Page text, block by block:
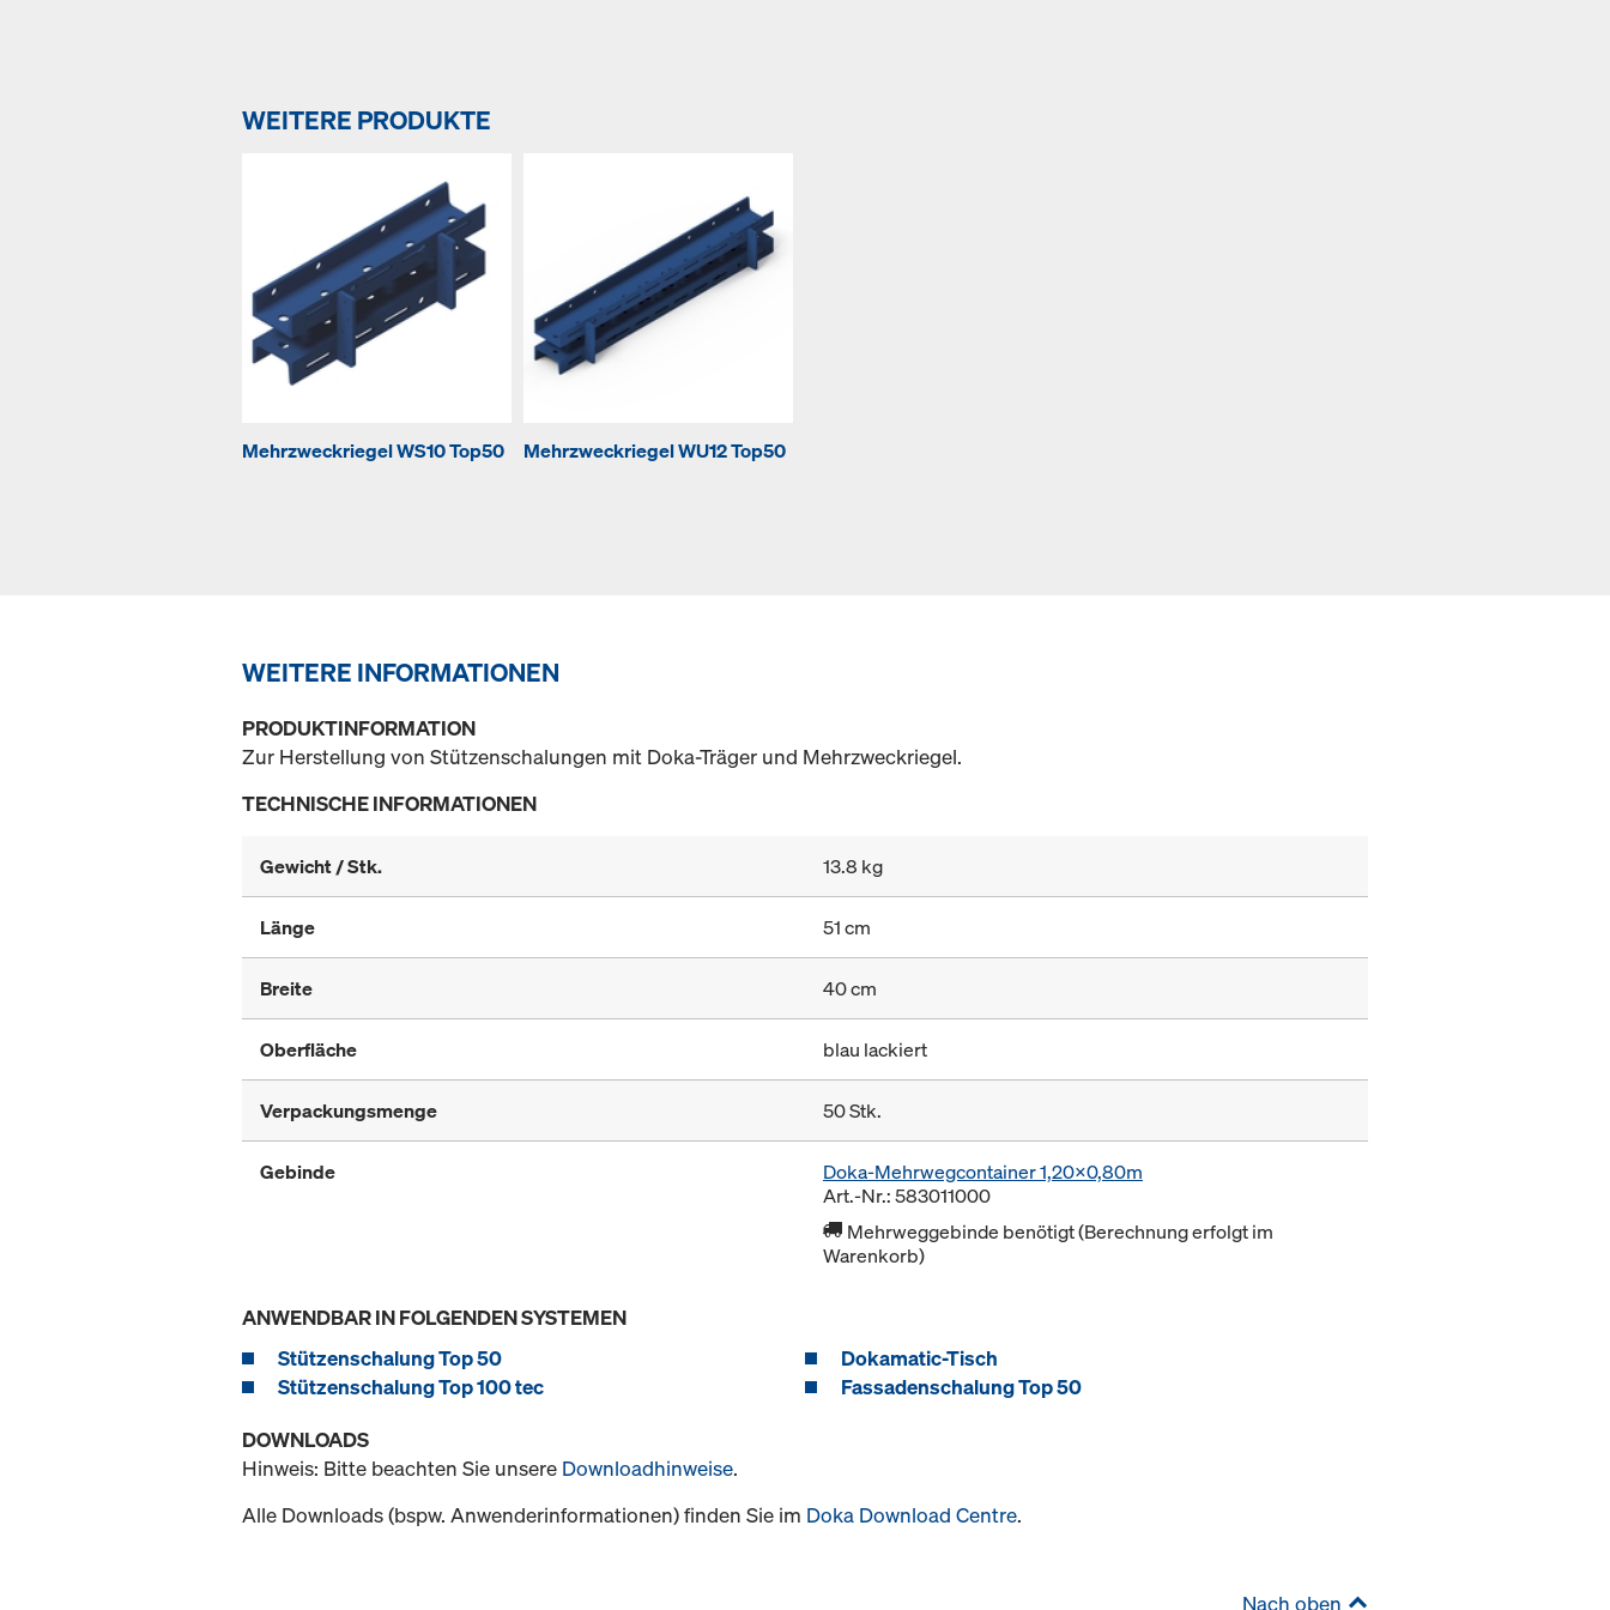
WEITERE PRODUKTE
Mehrzweckriegel WS10 Top50 Mehrzweckriegel WU12 Top50
WEITERE INFORMATIONEN
PRODUKTINFORMATION
Zur Herstellung von Stützenschalungen mit Doka-Träger und Mehrzweckriegel.
TECHNISCHE INFORMATIONEN
Gewicht / Stk. 13.8 kg
Länge 51 cm
Breite 40 cm
Oberfläche blau lackiert
Verpackungsmenge 50 Stk.
Gebinde
Doka-Mehrwegcontainer 1,20x0,80m
Art.-Nr.: 583011000
Mehrweggebinde benötigt (Berechnung erfolgt im
Warenkorb)
ANWENDBAR IN FOLGENDEN SYSTEMEN
Stützenschalung Top 50
Dokamatic-Tisch
Stützenschalung Top 100 tec
Fassadenschalung Top 50
DOWNLOADS
Hinweis: Bitte beachten Sie unsere Downloadhinweise.
Alle Downloads (bspw. Anwenderinformationen) finden Sie im Doka Download Centre.
Nach oben